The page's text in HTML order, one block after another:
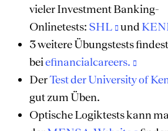
vieler Investment Banking-
Onlinetests: SHL und
3 weitere Übungstests
beiefinancialcareers.
DerTest der University of
gut zum Üben.
Optische Logiktests kann